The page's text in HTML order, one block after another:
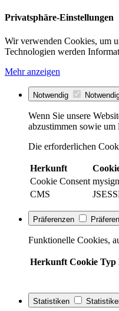
Privatsphäre-Einstellungen
Wir verwenden Cookies, um
Technologien werden
Mehr anzeigen
Notwendig
Wenn Sie unsere
abzustimmen sowie
Die erforderlichen
Herkunft
Cookie Consent
CMS
Präferenzen
Funktionelle Cookies,
Herkunft Cookie Typ
Statistiken